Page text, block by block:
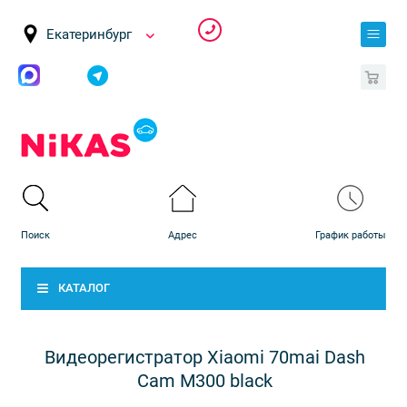
Екатеринбург
КАТАЛОГ
Видеорегистратор Xiaomi 70mai Dash
Cam M300 black